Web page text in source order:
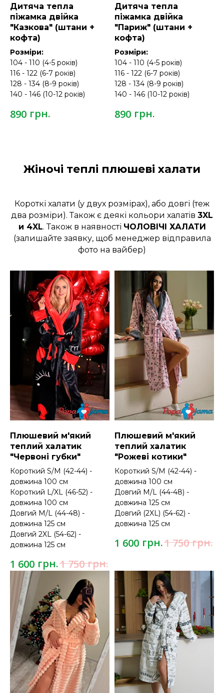
Дитяча тепла
піжамка двійка
"Казкова" (штани +
кофта)
Розміри:
104 - 110 (4-5 років)
116 - 122 (6-7 років)
128 - 134 (8-9 років)
140 - 146 (10-12 років)
890 грн.
Дитяча тепла
піжамка двійка
"Париж" (штани +
кофта)
Розміри:
104 - 110 (4-5 років)
116 - 122 (6-7 років)
128 - 134 (8-9 років)
140 - 146 (10-12 років)
890 грн.
Жіночі теплі плюшеві халати
Короткі халати (у двух розмірах), або довгі (теж
два розміри). Також є деякі кольори халатів 3XL
и 4XL. Також в наявності ЧОЛОВІЧІ ХАЛАТИ
(залишайте заявку, щоб менеджер відправила
фото на вайбер)
Плюшевий м'який
теплий халатик
"Червоні губки"
Короткий S/M (42-44) -
довжина 100 см
Короткий L/XL (46-52) -
довжина 100 см
Довгий M/L (44-48) -
довжина 125 см
Довгий 2XL (54-62) -
довжина 125 см
1 600 грн.1 750 грн.
Плюшевий м'який
теплий халатик
"Рожеві котики"
Короткий S/M (42-44) -
довжина 100 см
Довгий M/L (44-48) -
довжина 125 см
Довгий (2XL) (54-62) -
довжина 125 см
1 600 грн.1 750 грн.